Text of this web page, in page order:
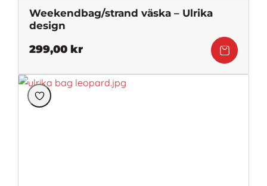
Weekendbag/strand väska – Ulrika
design
299,00 kr